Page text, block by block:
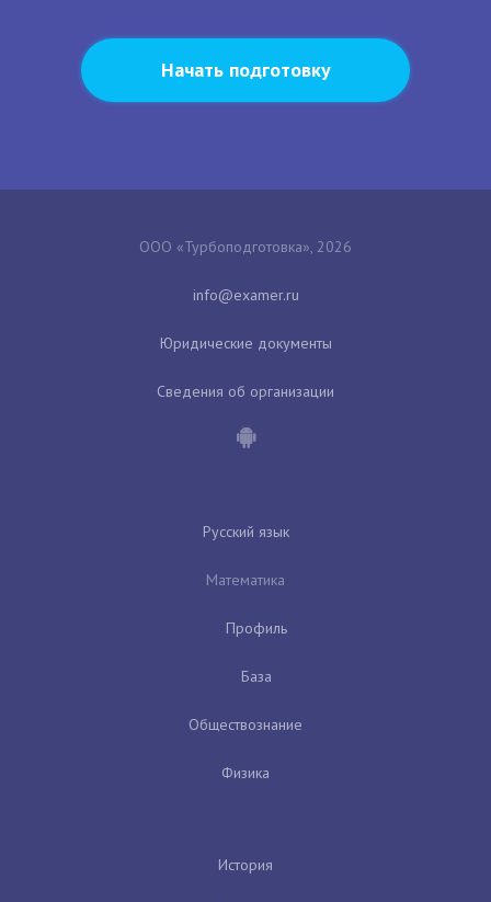
Начать подготовку
ООО «Турбоподготовка», 2026
Юридические документы
Сведения об организации
Русский язык
Математика
Профиль
База
Обществознание
Физика
История